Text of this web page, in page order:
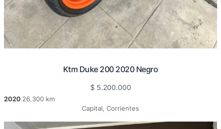
Ktm Duke 200 2020 Negro
$ 5.200.000
2020 26.300 km
Capital, Corrientes